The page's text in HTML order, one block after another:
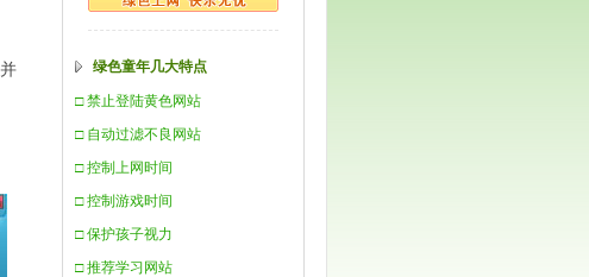
绿色童年几大特点
□ 禁止登陆黄色网站
□ 自动过滤不良网站
□ 控制上网时间
□ 控制游戏时间
□ 保护孩子视力
□ 推荐学习网站